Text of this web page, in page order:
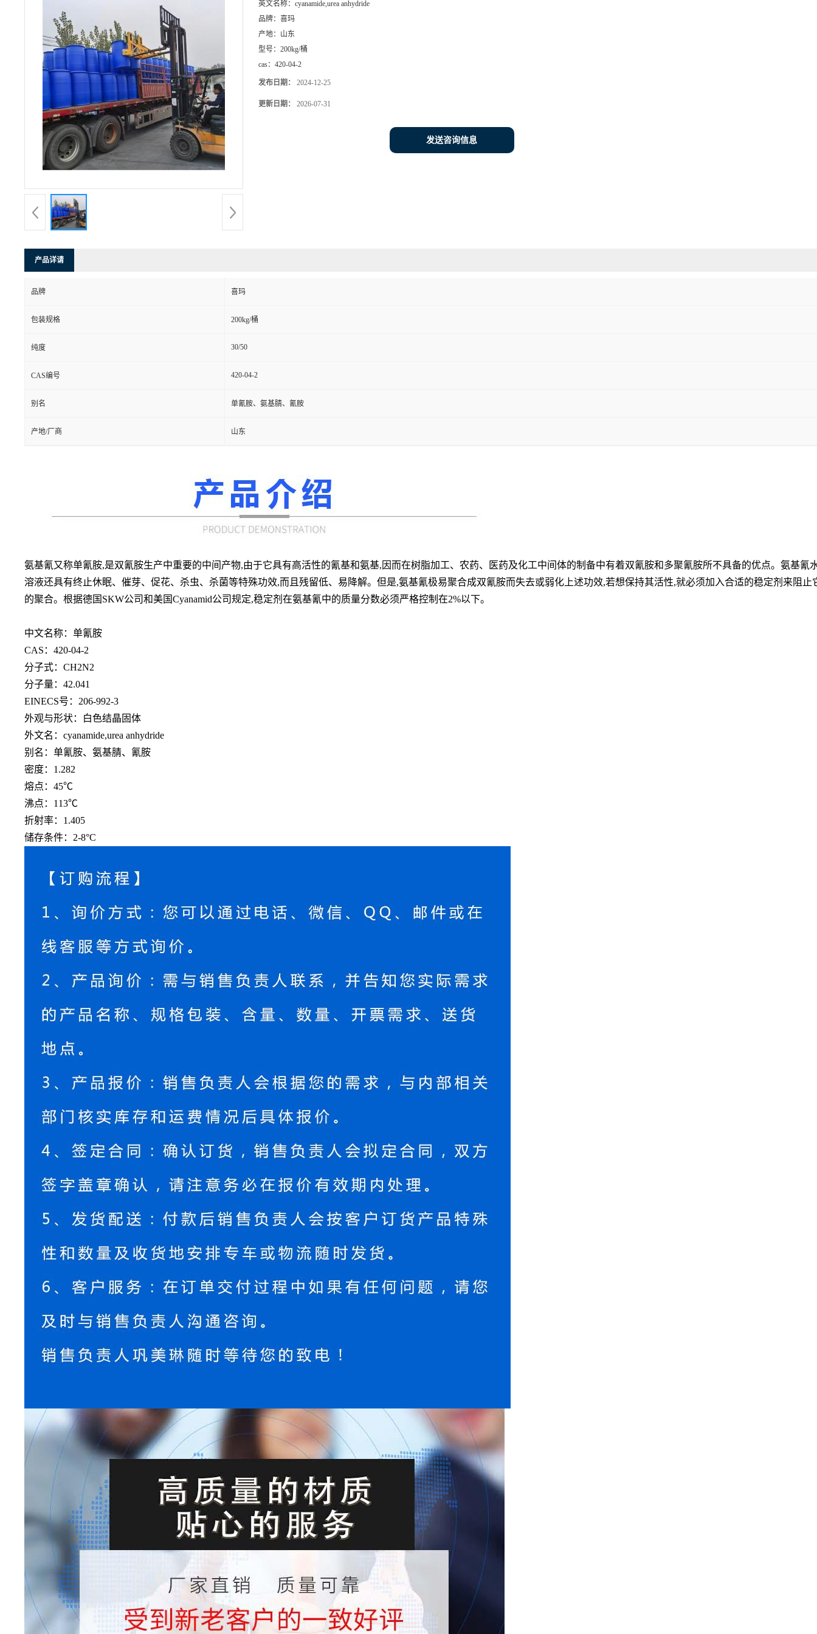
英文名称： cyanamide,urea anhydride
品牌： 喜玛
产地： 山东
型号： 200kg/桶
cas： 420-04-2
发布日期： 2024-12-25
更新日期： 2026-07-31
发送咨询信息
产品详请
品牌 喜玛
包装规格 200kg/桶
纯度 30/50
CAS编号 420-04-2
别名 单氰胺、氨基腈、氰胺
产地/厂商 山东
氨基氰又称单氰胺,是双氰胺生产中重要的中间产物,由于它具有高活性的氰基和氨基,因而在树脂加工、农药、医药及化工中间体的制备中有着双氰胺和多聚氰胺所不具备的优点。氨基氰
溶液还具有终止休眠、催芽、促花、杀虫、杀菌等特殊功效,而且残留低、易降解。但是,氨基氰极易聚合成双氰胺而失去或弱化上述功效,若想保持其活性,就必须加入合适的稳定剂来阻止
的聚合。根据德国SKW公司和美国Cyanamid公司规定,稳定剂在氨基氰中的质量分数必须严格控制在2%以下。
中文名称：单氰胺
CAS：420-04-2
分子式： CH2N2
分子量： 42.041
EINECS号：206-992-3
外观与形状：白色结晶固体
外文名： cyanamide,urea anhydride
别名：单氰胺、氨基腈、氰胺
密度： 1.282
熔点： 45℃
沸点： 113℃
折射率： 1.405
储存条件： 2-8°C